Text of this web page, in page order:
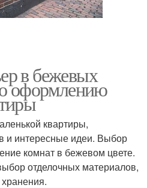
в бежевых
оформлению
квартиры,
и интересные идеи. Выбор
комнат в бежевом цвете.
отделочных материалов,